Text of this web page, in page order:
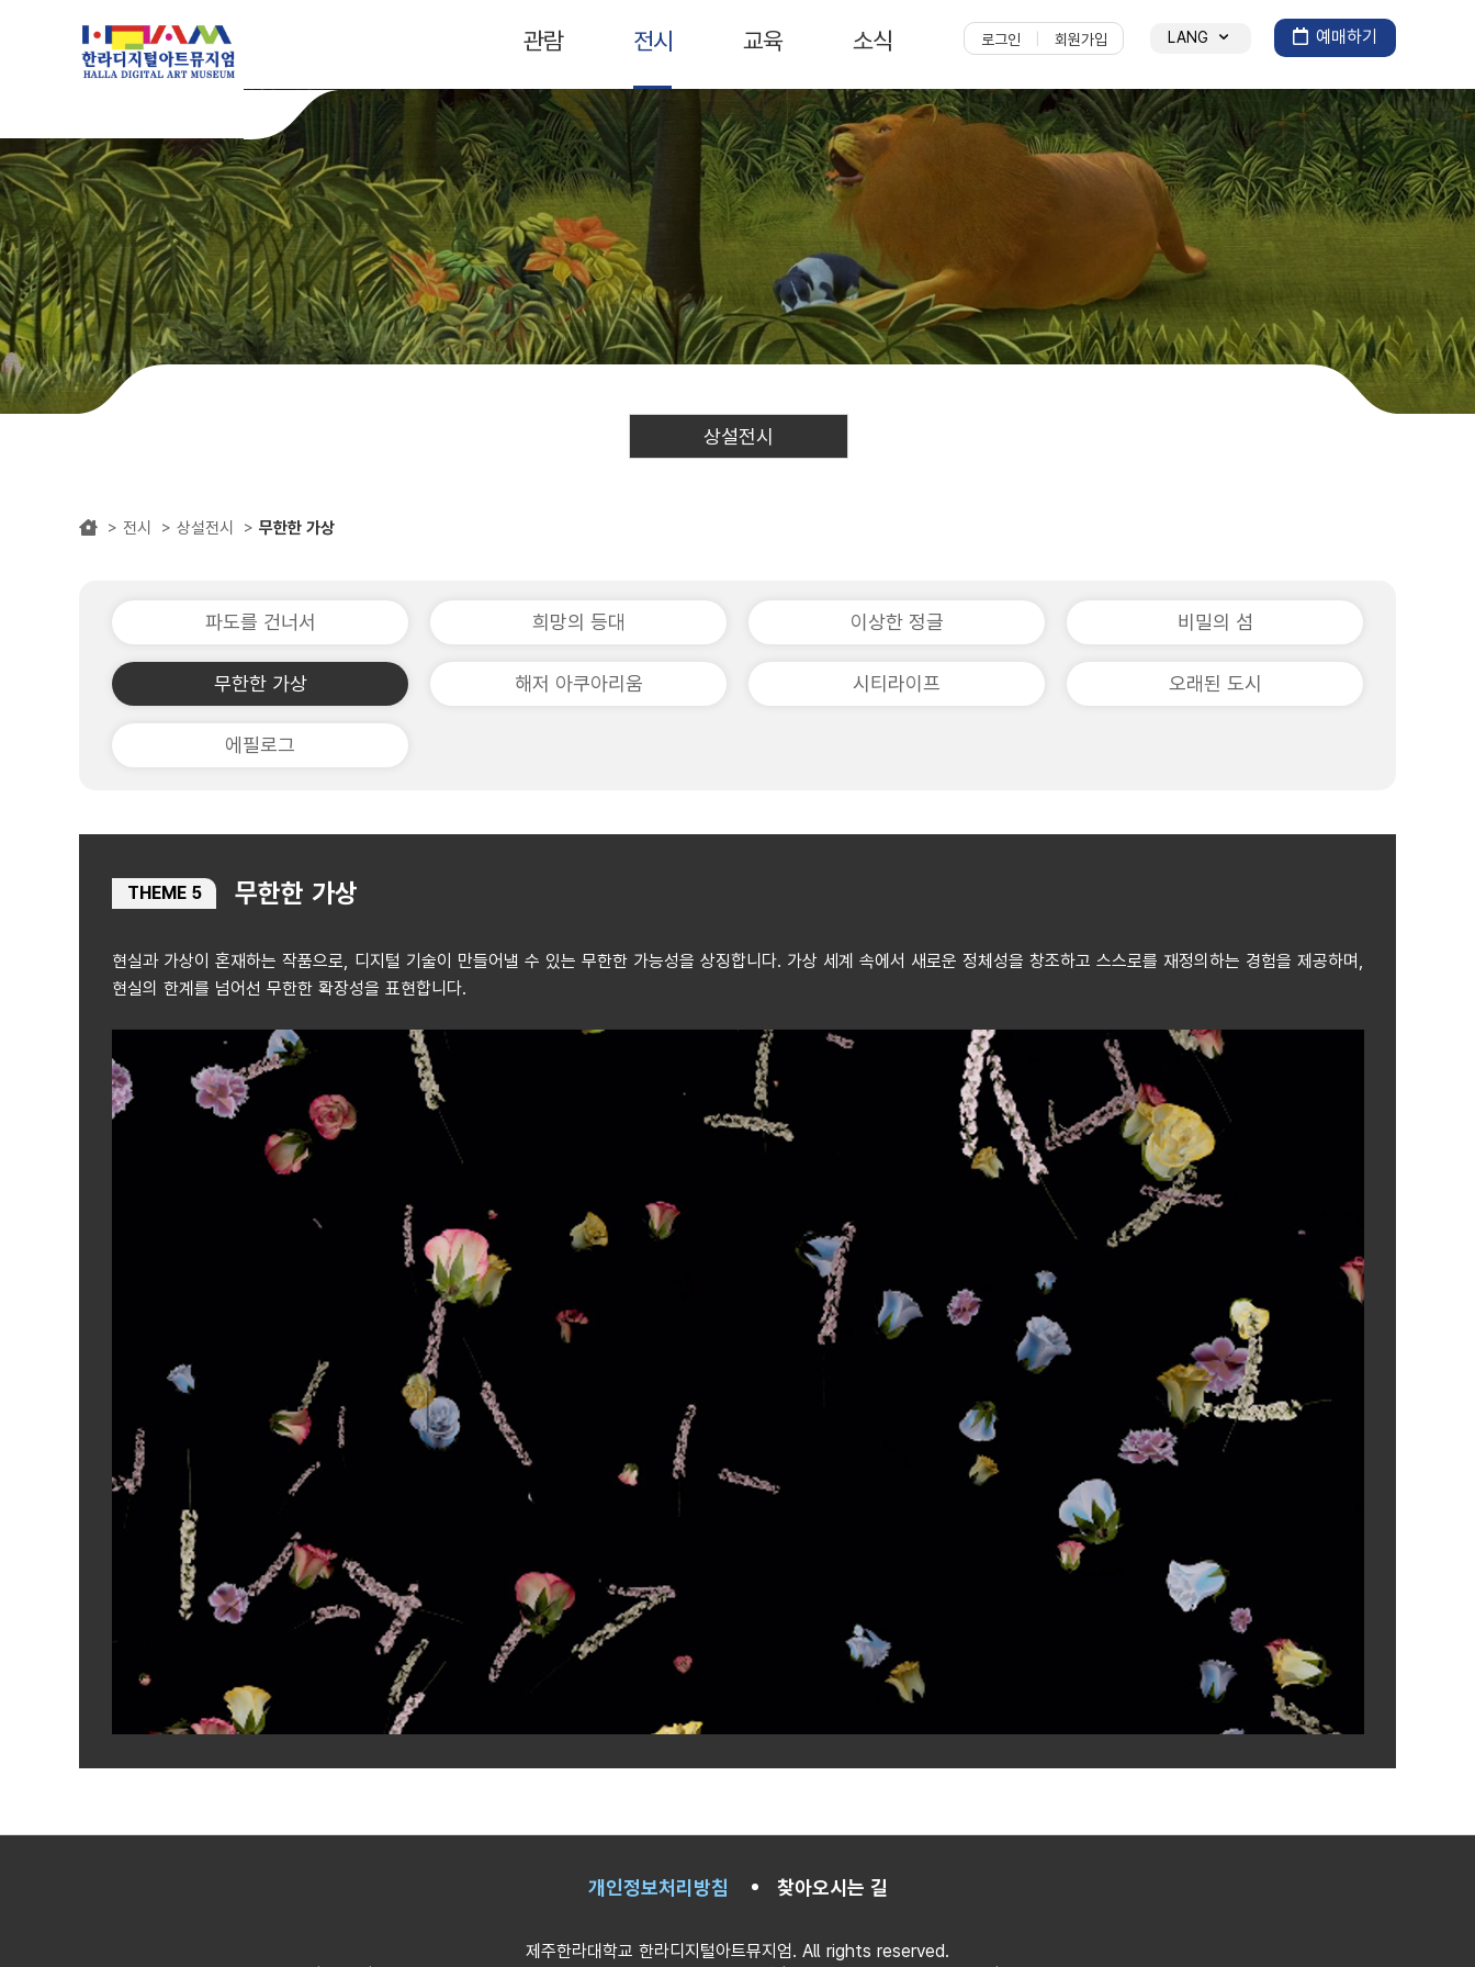
로그인
회원가입 LANG
뉴
관람 전시 교육 소식 예매하기
상설전시
전시 상설전시 무한한 가상
파도를 건너서 희망의 등대 이상한 정글 비밀의 섬
무한한 가상 해저 아쿠아리움 시티라이프 오래된 도시
에필로그
THEME 5 무한한 가상
현실과 가상이 혼재하는 작품으로, 디지털 기술이 만들어낼 수 있는 무한한 가능성을 상징합니다. 가상 세계 속에서 새로운 정체성을 창조하고 스스로를 재정의하는 경험을 제공하며,
현실의 한계를 넘어선 무한한 확장성을 표현합니다.
개인정보처리방침 찾아오시는 길
제주한라대학교 한라디지털아트뮤지엄. All rights reserved.